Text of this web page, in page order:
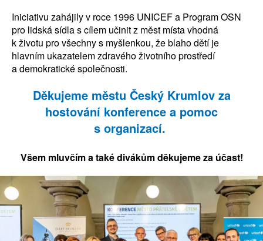
Iniciativu zahájily v roce 1996 UNICEF a Program OSN
pro lidská sídla s cílem učinit z měst místa vhodná
k životu pro všechny s myšlenkou, že blaho dětí je
hlavním ukazatelem zdravého životního prostředí
a demokratické společnosti.
Děkujeme městu Český Krumlov za
hostování konference a pomoc
s organizací.
Všem mluvčím a také divákům děkujeme za účast!